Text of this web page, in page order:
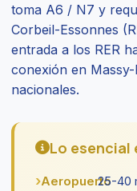
toma A6 / N7 y
Corbeil-Essonnes
entrada a los RER
conexión en
nacionales.
Lo esencial
Aeropuerto25-40